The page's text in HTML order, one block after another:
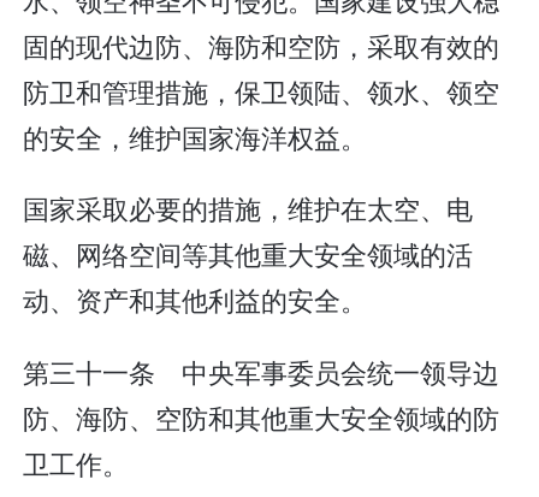
固的现代边防、海防和空防，采取有效的
防卫和管理措施，保卫领陆、领水、领空
的安全，维护国家海洋权益。
国家采取必要的措施，维护在太空、电
磁、网络空间等其他重大安全领域的活
动、资产和其他利益的安全。
第三十一条 中央军事委员会统一领导边
防、海防、空防和其他重大安全领域的防
卫工作。